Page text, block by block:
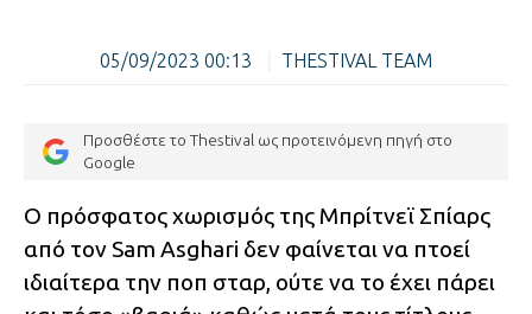
05/09/2023 00:13 THESTIVAL TEAM
Προσθέστε το Thestival ως προτεινόμενη πηγή στο
Google
Ο πρόσφατος χωρισμός της Μπρίτνεϊ Σπίαρς
από τον Sam Asghari δεν φαίνεται να πτοεί
ιδιαίτερα την ποπ σταρ, ούτε να το έχει πάρει